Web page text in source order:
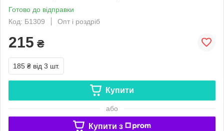
Готово до відправки
Код: Б1309
Опт і роздріб
215 ₴
185 ₴ від 3 шт.
Купити
або
Купити з